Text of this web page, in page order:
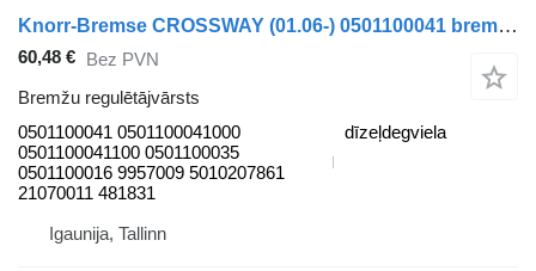
Knorr-Bremse CROSSWAY (01.06-) 0501100041 bremžu regulētājvārsts paredzēts Irisbus Arway, Crossway, Crealis, Magelys, Proway, Daily Tourys (2006-) autobusa
60,48 € Bez PVN
Bremžu regulētājvārsts
0501100041 0501100041000
0501100041100 0501100035
0501100016 9957009 5010207861
21070011 481831
dīzeļdegviela
Igaunija, Tallinn